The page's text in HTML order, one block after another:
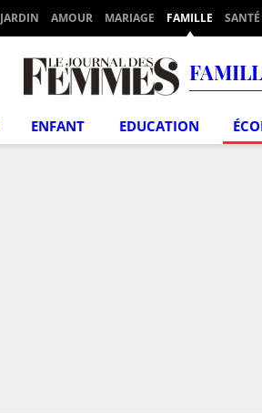
JARDIN AMOUR MARIAGE FAMILLE SANTÉ
ENFANT EDUCATION